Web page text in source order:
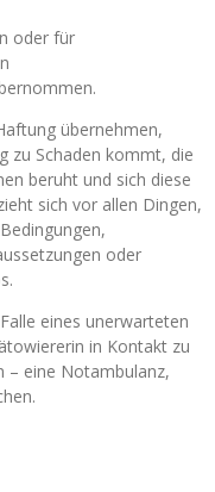
oder für
übernehmen,
zu Schaden kommt, die
beruht und sich diese
sich vor allen Dingen,
oder
eines unerwarteten
in Kontakt zu
– eine Notambulanz,